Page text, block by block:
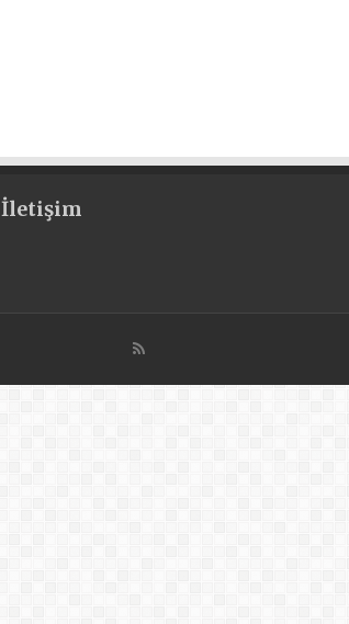
İletişim